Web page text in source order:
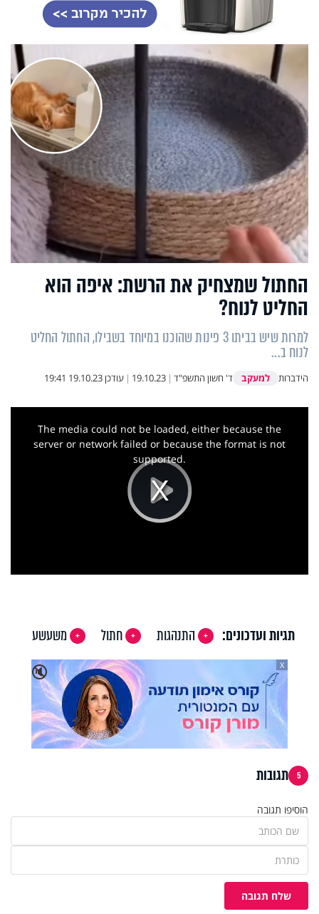
החתול שמצחיק את הרשת: איפה הוא
החליט לנוח?
למרות שיש בביתו 3 פינות שהוכנו במיוחד בשבילו, החתול החליט
לנוח ב...
הידברות למעקב ד' חשון התשפ"ד |
19.10.23
| עודכן19.10.23 19:41
Play
This
The media could not be loaded, either because the
server or network failed or because the format is not
supported.
תגיות ועדכונים: התנהגות חתול
משעשע
🔇
X
5 תגובות
הוסיפו תגובה
שלח תגובה